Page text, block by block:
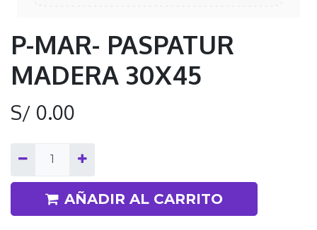
P-MAR- PASPATUR
MADERA 30X45
S/ 0.00
AÑADIR AL CARRITO